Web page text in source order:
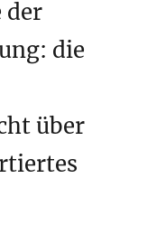
der
die
über